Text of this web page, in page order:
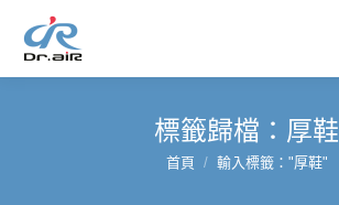
標籤歸檔： 厚鞋
您在這裡：
首頁 輸入標籤："厚鞋"